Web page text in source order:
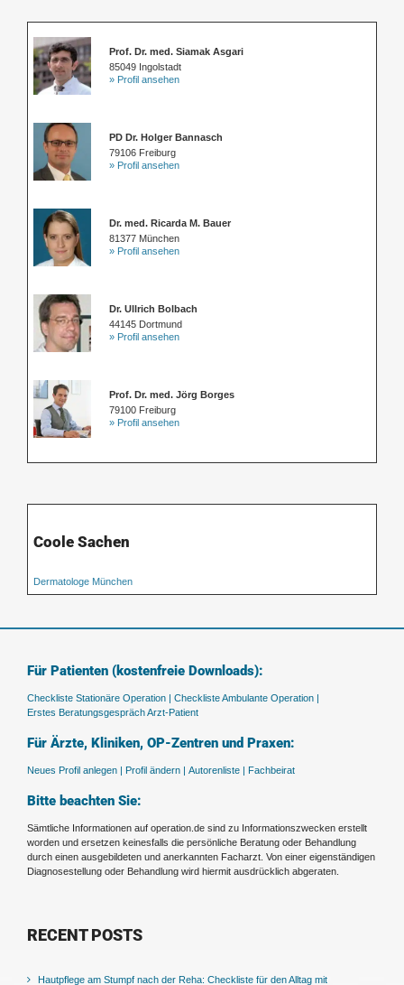
Prof. Dr. med. Siamak Asgari
85049 Ingolstadt
» Profil ansehen
PD Dr. Holger Bannasch
79106 Freiburg
» Profil ansehen
Dr. med. Ricarda M. Bauer
81377 München
» Profil ansehen
Dr. Ullrich Bolbach
44145 Dortmund
» Profil ansehen
Prof. Dr. med. Jörg Borges
79100 Freiburg
» Profil ansehen
Coole Sachen
Dermatologe München
Für Patienten (kostenfreie Downloads):
Checkliste Stationäre Operation | Checkliste Ambulante Operation |
Erstes Beratungsgespräch Arzt-Patient
Für Ärzte, Kliniken, OP-Zentren und Praxen:
Neues Profil anlegen | Profil ändern | Autorenliste | Fachbeirat
Bitte beachten Sie:
Sämtliche Informationen auf operation.de sind zu Informationszwecken erstellt
worden und ersetzen keinesfalls die persönliche Beratung oder Behandlung
durch einen ausgebildeten und anerkannten Facharzt. Von einer eigenständigen
Diagnosestellung oder Behandlung wird hiermit ausdrücklich abgeraten.
RECENT POSTS
Hautpflege am Stumpf nach der Reha: Checkliste für den Alltag mit